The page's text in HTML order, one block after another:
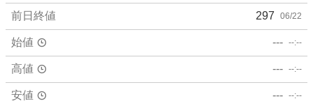
前日終値 297 06/22
始値 --- --:--
高値 --- --:--
安値 --- --:--